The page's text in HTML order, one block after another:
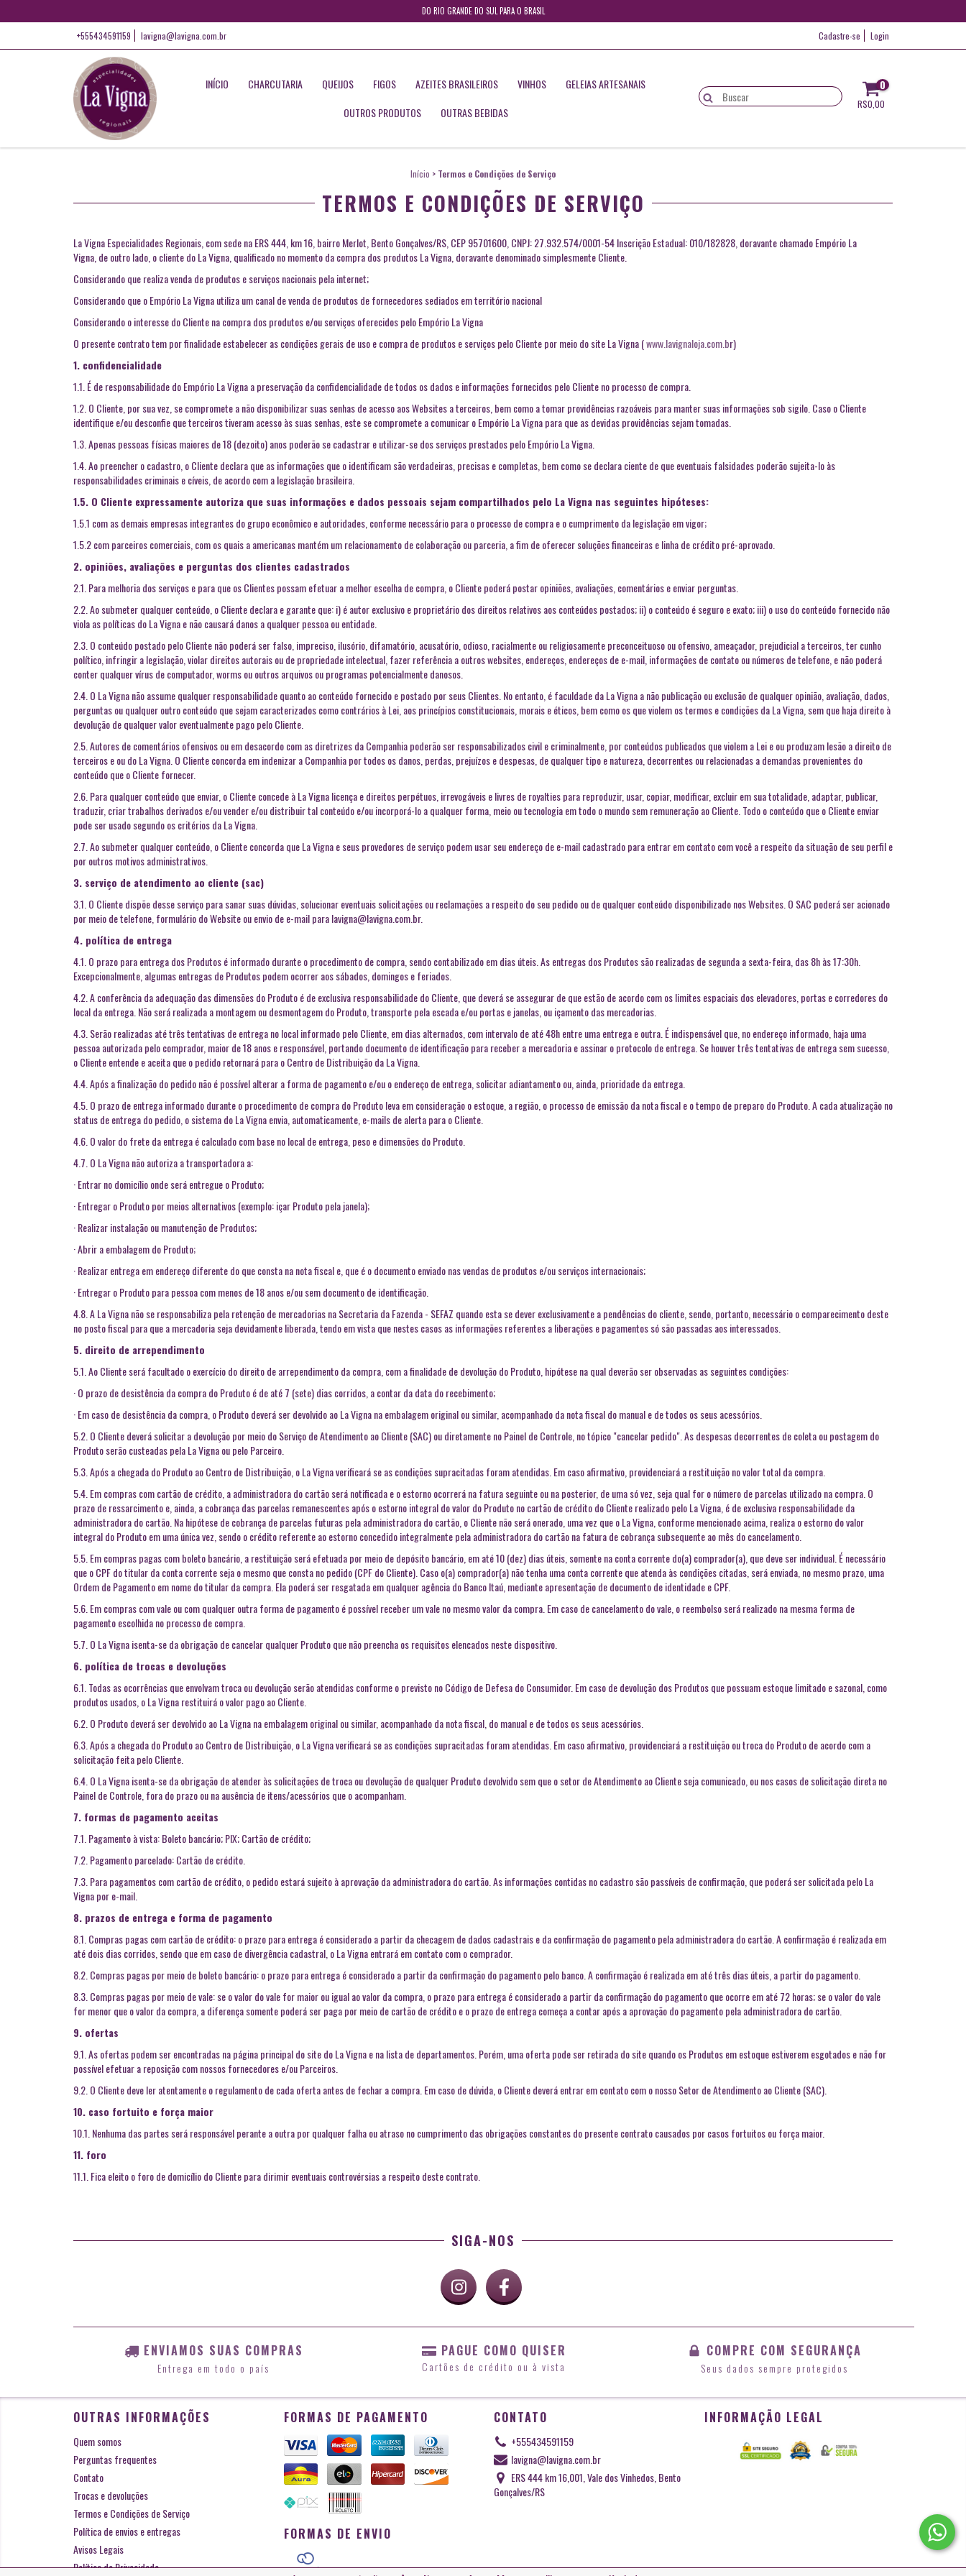
DO RIO GRANDE DO SUL PARA O BRASIL
+555434591159 lavigna@lavigna.com.br Cadastre-se Login
INÍCIO CHARCUTARIA QUEIJOS FIGOS AZEITES BRASILEIROS VINHOS
GELEIAS ARTESANAIS
OUTROS PRODUTOS
OUTRAS BEBIDAS
0
R$0,00
Início > Termos e Condições de Serviço
TERMOS E CONDIÇÕES DE SERVIÇO
La Vigna Especialidades Regionais, com sede na ERS 444, km 16, bairro Merlot, Bento Gonçalves/RS, CEP 95701600, CNPJ: 27.932.574/0001-54 Inscrição Estadual: 010/182828, doravante chamado Empório La
Vigna, de outro lado, o cliente do La Vigna, qualificado no momento da compra dos produtos La Vigna, doravante denominado simplesmente Cliente.
Considerando que realiza venda de produtos e serviços nacionais pela internet;
Considerando que o Empório La Vigna utiliza um canal de venda de produtos de fornecedores sediados em território nacional
Considerando o interesse do Cliente na compra dos produtos e/ou serviços oferecidos pelo Empório La Vigna
O presente contrato tem por finalidade estabelecer as condições gerais de uso e compra de produtos e serviços pelo Cliente por meio do site La Vigna (www.lavignaloja.com.br)
1. confidencialidade
1.1. É de responsabilidade do Empório La Vigna a preservação da confidencialidade de todos os dados e informações fornecidos pelo Cliente no processo de compra.
1.2. O Cliente, por sua vez, se compromete a não disponibilizar suas senhas de acesso aos Websites a terceiros, bem como a tomar providências razoáveis para manter suas informações sob sigilo. Caso o Cliente
identifique e/ou desconfie que terceiros tiveram acesso às suas senhas, este se compromete a comunicar o Empório La Vigna para que as devidas providências sejam tomadas.
1.3. Apenas pessoas físicas maiores de 18 (dezoito) anos poderão se cadastrar e utilizar-se dos serviços prestados pelo Empório La Vigna.
1.4. Ao preencher o cadastro, o Cliente declara que as informações que o identificam são verdadeiras, precisas e completas, bem como se declara ciente de que eventuais falsidades poderão sujeita-lo às
responsabilidades criminais e cíveis, de acordo com a legislação brasileira.
1.5. O Cliente expressamente autoriza que suas informações e dados pessoais sejam compartilhados pelo La Vigna nas seguintes hipóteses:
1.5.1 com as demais empresas integrantes do grupo econômico e autoridades, conforme necessário para o processo de compra e o cumprimento da legislação em vigor;
1.5.2 com parceiros comerciais, com os quais a americanas mantém um relacionamento de colaboração ou parceria, a fim de oferecer soluções financeiras e linha de crédito pré-aprovado.
2. opiniões, avaliações e perguntas dos clientes cadastrados
2.1. Para melhoria dos serviços e para que os Clientes possam efetuar a melhor escolha de compra, o Cliente poderá postar opiniões, avaliações, comentários e enviar perguntas.
2.2. Ao submeter qualquer conteúdo, o Cliente declara e garante que: i) é autor exclusivo e proprietário dos direitos relativos aos conteúdos postados; ii) o conteúdo é seguro e exato; iii) o uso do conteúdo fornecido não
viola as políticas do La Vigna e não causará danos a qualquer pessoa ou entidade.
2.3. O conteúdo postado pelo Cliente não poderá ser falso, impreciso, ilusório, difamatório, acusatório, odioso, racialmente ou religiosamente preconceituoso ou ofensivo, ameaçador, prejudicial a terceiros, ter cunho
político, infringir a legislação, violar direitos autorais ou de propriedade intelectual, fazer referência a outros websites, endereços, endereços de e-mail, informações de contato ou números de telefone, e não poderá
conter qualquer vírus de computador, worms ou outros arquivos ou programas potencialmente danosos.
2.4. O La Vigna não assume qualquer responsabilidade quanto ao conteúdo fornecido e postado por seus Clientes. No entanto, é faculdade da La Vigna a não publicação ou exclusão de qualquer opinião, avaliação, dados,
perguntas ou qualquer outro conteúdo que sejam caracterizados como contrários à Lei, aos princípios constitucionais, morais e éticos, bem como os que violem os termos e condições da La Vigna, sem que haja direito à
devolução de qualquer valor eventualmente pago pelo Cliente.
2.5. Autores de comentários ofensivos ou em desacordo com as diretrizes da Companhia poderão ser responsabilizados civil e criminalmente, por conteúdos publicados que violem a Lei e ou produzam lesão a direito de
terceiros e ou do La Vigna. O Cliente concorda em indenizar a Companhia por todos os danos, perdas, prejuízos e despesas, de qualquer tipo e natureza, decorrentes ou relacionadas a demandas provenientes do
conteúdo que o Cliente fornecer.
2.6. Para qualquer conteúdo que enviar, o Cliente concede à La Vigna licença e direitos perpétuos, irrevogáveis e livres de royalties para reproduzir, usar, copiar, modificar, excluir em sua totalidade, adaptar, publicar,
traduzir, criar trabalhos derivados e/ou vender e/ou distribuir tal conteúdo e/ou incorporá-lo a qualquer forma, meio ou tecnologia em todo o mundo sem remuneração ao Cliente. Todo o conteúdo que o Cliente enviar
pode ser usado segundo os critérios da La Vigna.
2.7. Ao submeter qualquer conteúdo, o Cliente concorda que La Vigna e seus provedores de serviço podem usar seu endereço de e-mail cadastrado para entrar em contato com você a respeito da situação de seu perfil e
por outros motivos administrativos.
3. serviço de atendimento ao cliente (sac)
3.1. O Cliente dispõe desse serviço para sanar suas dúvidas, solucionar eventuais solicitações ou reclamações a respeito do seu pedido ou de qualquer conteúdo disponibilizado nos Websites. O SAC poderá ser acionado
por meio de telefone, formulário do Website ou envio de e-mail paralavigna@lavigna.com.br.
4. política de entrega
4.1. O prazo para entrega dos Produtos é informado durante o procedimento de compra, sendo contabilizado em dias úteis. As entregas dos Produtos são realizadas de segunda a sexta-feira, das 8h às 17:30h.
Excepcionalmente, algumas entregas de Produtos podem ocorrer aos sábados, domingos e feriados.
4.2. A conferência da adequação das dimensões do Produto é de exclusiva responsabilidade do Cliente, que deverá se assegurar de que estão de acordo com os limites espaciais dos elevadores, portas e corredores do
local da entrega. Não será realizada a montagem ou desmontagem do Produto, transporte pela escada e/ou portas e janelas, ou içamento das mercadorias.
4.3. Serão realizadas até três tentativas de entrega no local informado pelo Cliente, em dias alternados, com intervalo de até 48h entre uma entrega e outra. É indispensável que, no endereço informado, haja uma
pessoa autorizada pelo comprador, maior de 18 anos e responsável, portando documento de identificação para receber a mercadoria e assinar o protocolo de entrega. Se houver três tentativas de entrega sem sucesso,
o Cliente entende e aceita que o pedido retornará para o Centro de Distribuição da La Vigna.
4.4. Após a finalização do pedido não é possível alterar a forma de pagamento e/ou o endereço de entrega, solicitar adiantamento ou, ainda, prioridade da entrega.
4.5. O prazo de entrega informado durante o procedimento de compra do Produto leva em consideração o estoque, a região, o processo de emissão da nota fiscal e o tempo de preparo do Produto. A cada atualização no
status de entrega do pedido, o sistema do La Vigna envia, automaticamente, e-mails de alerta para o Cliente.
4.6. O valor do frete da entrega é calculado com base no local de entrega, peso e dimensões do Produto.
4.7. O La Vigna não autoriza a transportadora a:
· Entrar no domicílio onde será entregue o Produto;
· Entregar o Produto por meios alternativos (exemplo: içar Produto pela janela);
· Realizar instalação ou manutenção de Produtos;
· Abrir a embalagem do Produto;
· Realizar entrega em endereço diferente do que consta na nota fiscal e, que é o documento enviado nas vendas de produtos e/ou serviços internacionais;
· Entregar o Produto para pessoa com menos de 18 anos e/ou sem documento de identificação.
4.8. A La Vigna não se responsabiliza pela retenção de mercadorias na Secretaria da Fazenda - SEFAZ quando esta se dever exclusivamente a pendências do cliente, sendo, portanto, necessário o comparecimento deste
no posto fiscal para que a mercadoria seja devidamente liberada, tendo em vista que nestes casos as informações referentes a liberações e pagamentos só são passadas aos interessados.
5. direito de arrependimento
5.1. Ao Cliente será facultado o exercício do direito de arrependimento da compra, com a finalidade de devolução do Produto, hipótese na qual deverão ser observadas as seguintes condições:
· O prazo de desistência da compra do Produto é de até 7 (sete) dias corridos, a contar da data do recebimento;
· Em caso de desistência da compra, o Produto deverá ser devolvido ao La Vigna na embalagem original ou similar, acompanhado da nota fiscal do manual e de todos os seus acessórios.
5.2. O Cliente deverá solicitar a devolução por meio do Serviço de Atendimento ao Cliente (SAC) ou diretamente no Painel de Controle, no tópico "cancelar pedido". As despesas decorrentes de coleta ou postagem do
Produto serão custeadas pela La Vigna ou pelo Parceiro.
5.3. Após a chegada do Produto ao Centro de Distribuição, o La Vigna verificará se as condições supracitadas foram atendidas. Em caso afirmativo, providenciará a restituição no valor total da compra.
5.4. Em compras com cartão de crédito, a administradora do cartão será notificada e o estorno ocorrerá na fatura seguinte ou na posterior, de uma só vez, seja qual for o número de parcelas utilizado na compra. O
prazo de ressarcimento e, ainda, a cobrança das parcelas remanescentes após o estorno integral do valor do Produto no cartão de crédito do Cliente realizado pelo La Vigna, é de exclusiva responsabilidade da
administradora do cartão. Na hipótese de cobrança de parcelas futuras pela administradora do cartão, o Cliente não será onerado, uma vez que o La Vigna, conforme mencionado acima, realiza o estorno do valor
integral do Produto em uma única vez, sendo o crédito referente ao estorno concedido integralmente pela administradora do cartão na fatura de cobrança subsequente ao mês do cancelamento.
5.5. Em compras pagas com boleto bancário, a restituição será efetuada por meio de depósito bancário, em até 10 (dez) dias úteis, somente na conta corrente do(a) comprador(a), que deve ser individual. É necessário
que o CPF do titular da conta corrente seja o mesmo que consta no pedido (CPF do Cliente). Caso o(a) comprador(a) não tenha uma conta corrente que atenda às condições citadas, será enviada, no mesmo prazo, uma
Ordem de Pagamento em nome do titular da compra. Ela poderá ser resgatada em qualquer agência do Banco Itaú, mediante apresentação de documento de identidade e CPF.
5.6. Em compras com vale ou com qualquer outra forma de pagamento é possível receber um vale no mesmo valor da compra. Em caso de cancelamento do vale, o reembolso será realizado na mesma forma de
pagamento escolhida no processo de compra.
5.7. O La Vigna isenta-se da obrigação de cancelar qualquer Produto que não preencha os requisitos elencados neste dispositivo.
6. política de trocas e devoluções
6.1. Todas as ocorrências que envolvam troca ou devolução serão atendidas conforme o previsto no Código de Defesa do Consumidor. Em caso de devolução dos Produtos que possuam estoque limitado e sazonal, como
produtos usados, o La Vigna restituirá o valor pago ao Cliente.
6.2. O Produto deverá ser devolvido ao La Vigna na embalagem original ou similar, acompanhado da nota fiscal, do manual e de todos os seus acessórios.
6.3. Após a chegada do Produto ao Centro de Distribuição, o La Vigna verificará se as condições supracitadas foram atendidas. Em caso afirmativo, providenciará a restituição ou troca do Produto de acordo com a
solicitação feita pelo Cliente.
6.4. O La Vigna isenta-se da obrigação de atender às solicitações de troca ou devolução de qualquer Produto devolvido sem que o setor de Atendimento ao Cliente seja comunicado, ou nos casos de solicitação direta no
Painel de Controle, fora do prazo ou na ausência de itens/acessórios que o acompanham.
7. formas de pagamento aceitas
7.1. Pagamento à vista: Boleto bancário; PIX; Cartão de crédito;
7.2. Pagamento parcelado: Cartão de crédito.
7.3. Para pagamentos com cartão de crédito, o pedido estará sujeito à aprovação da administradora do cartão. As informações contidas no cadastro são passíveis de confirmação, que poderá ser solicitada pelo La
Vigna por e-mail.
8. prazos de entrega e forma de pagamento
8.1. Compras pagas com cartão de crédito: o prazo para entrega é considerado a partir da checagem de dados cadastrais e da confirmação do pagamento pela administradora do cartão. A confirmação é realizada em
até dois dias corridos, sendo que em caso de divergência cadastral, o La Vigna entrará em contato com o comprador.
8.2. Compras pagas por meio de boleto bancário: o prazo para entrega é considerado a partir da confirmação do pagamento pelo banco. A confirmação é realizada em até três dias úteis, a partir do pagamento.
8.3. Compras pagas por meio de vale: se o valor do vale for maior ou igual ao valor da compra, o prazo para entrega é considerado a partir da confirmação do pagamento que ocorre em até 72 horas; se o valor do vale
for menor que o valor da compra, a diferença somente poderá ser paga por meio de cartão de crédito e o prazo de entrega começa a contar após a aprovação do pagamento pela administradora do cartão.
9. ofertas
9.1. As ofertas podem ser encontradas na página principal do site do La Vigna e na lista de departamentos. Porém, uma oferta pode ser retirada do site quando os Produtos em estoque estiverem esgotados e não for
possível efetuar a reposição com nossos fornecedores e/ou Parceiros.
9.2. O Cliente deve ler atentamente o regulamento de cada oferta antes de fechar a compra. Em caso de dúvida, o Cliente deverá entrar em contato com o nosso Setor de Atendimento ao Cliente (SAC).
10. caso fortuito e força maior
10.1. Nenhuma das partes será responsável perante a outra por qualquer falha ou atraso no cumprimento das obrigações constantes do presente contrato causados por casos fortuitos ou força maior.
11. foro
11.1. Fica eleito o foro de domicílio do Cliente para dirimir eventuais controvérsias a respeito deste contrato.
SIGA-NOS
ENVIAMOS SUAS COMPRAS
Entrega em todo o país
PAGUE COMO QUISER
Cartões de crédito ou à vista
COMPRE COM SEGURANÇA
Seus dados sempre protegidos
OUTRAS INFORMAÇÕES
Quem somos
Perguntas frequentes
Contato
Trocas e devoluções
Termos e Condições de Serviço
Política de envios e entregas
Avisos Legais
Política de Privacidade
FORMAS DE PAGAMENTO
FORMAS DE ENVIO
CONTATO
+555434591159
lavigna@lavigna.com.br
ERS 444 km 16,001, Vale dos Vinhedos, Bento
Gonçalves/RS
INFORMAÇÃO LEGAL